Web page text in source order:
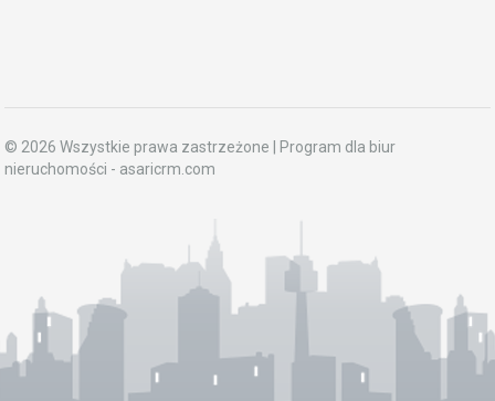
© 2026 Wszystkie prawa zastrzeżone | Program dla biur
nieruchomości - asaricrm.com